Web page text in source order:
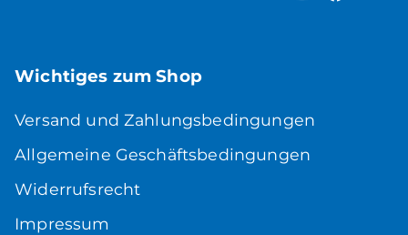
Wichtiges zum Shop
Versand und Zahlungsbedingungen
Allgemeine Geschäftsbedingungen
Widerrufsrecht
Impressum